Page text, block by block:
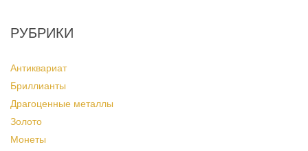
РУБРИКИ
Антиквариат
Бриллианты
Драгоценные металлы
Золото
Монеты